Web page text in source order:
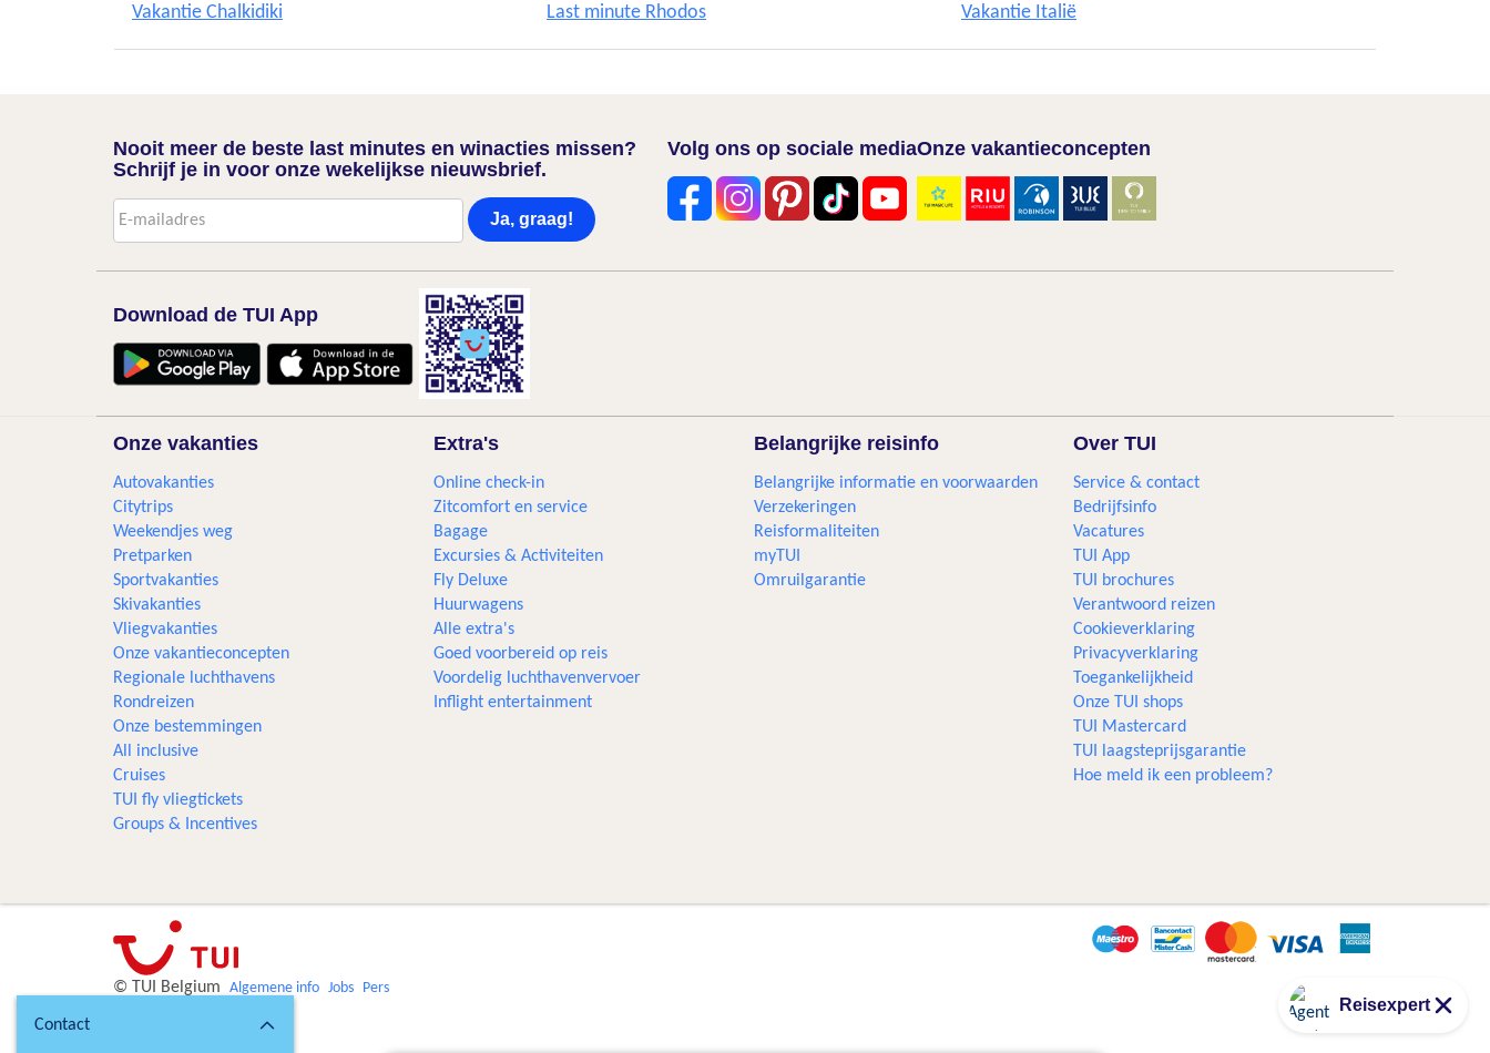
Vakantie Chalkidiki
Last minute Rhodos
Vakantie Italië
Nooit meer de beste last minutes en winacties missen?
Schrijf je in voor onze wekelijkse nieuwsbrief.
Ja, graag!
Volg ons op sociale mediaOnze vakantieconcepten
Download de TUI App
Onze vakanties
Autovakanties
Citytrips
Weekendjes weg
Pretparken
Sportvakanties
Skivakanties
Vliegvakanties
Onze vakantieconcepten
Regionale luchthavens
Rondreizen
Onze bestemmingen
All inclusive
Cruises
TUI fly vliegtickets
Groups & Incentives
Extra's
Online check-in
Zitcomfort en service
Bagage
Excursies & Activiteiten
Fly Deluxe
Huurwagens
Alle extra's
Goed voorbereid op reis
Voordelig luchthavenvervoer
Inflight entertainment
Belangrijke reisinfo
Belangrijke informatie en voorwaarden
Verzekeringen
Reisformaliteiten
myTUI
Omruilgarantie
Over TUI
Service & contact
Bedrijfsinfo
Vacatures
TUI App
TUI brochures
Verantwoord reizen
Cookieverklaring
Privacyverklaring
Toegankelijkheid
Onze TUI shops
TUI Mastercard
TUI laagsteprijsgarantie
Hoe meld ik een probleem?
© TUI Belgium Algemene info Jobs Pers
Contact
Reisexpert